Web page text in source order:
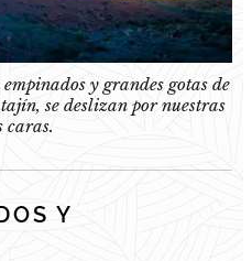
y grandes gotas de
se deslizan por nuestras
caras.
Y